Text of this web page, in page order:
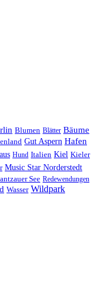
Blumen Blätter Bäume
Gut Aspern Hafen
Hund Italien Kiel Kieler
Music Star Norderstedt
See Redewendungen
Wasser Wildpark